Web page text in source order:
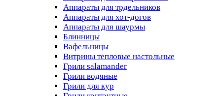
Аппараты для трдельников
Аппараты для хот-догов
Аппараты для шаурмы
Блинницы
Вафельницы
Витрины тепловые настольные
Грили salamander
Грили водяные
Грили для кур